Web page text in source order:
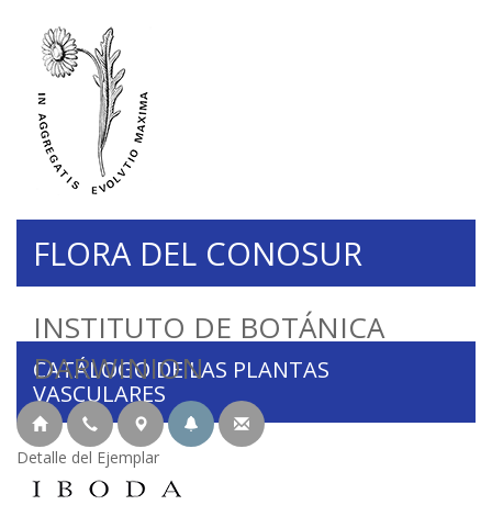
INSTITUTO DE BOTÁNICA
DARWINION
FLORA DEL CONOSUR
CATÁLOGO DE LAS PLANTAS
VASCULARES
Detalle del Ejemplar